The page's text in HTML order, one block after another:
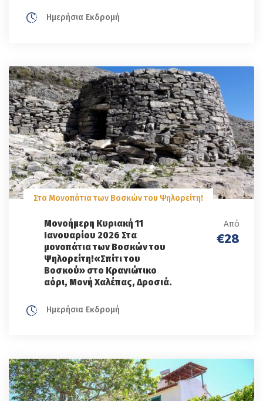
Ημερήσια Εκδρομή
Στα Μονοπάτια των Βοσκών του Ψηλορείτη!
Μονοήμερη Κυριακή 11
Ιανουαρίου 2026 Στα
μονοπάτια των Βοσκών του
Ψηλορείτη!«Σπίτι του
Βοσκού» στο Κρανιώτικο
αόρι, Μονή Χαλέπας, Δροσιά.
Από
€28
Ημερήσια Εκδρομή